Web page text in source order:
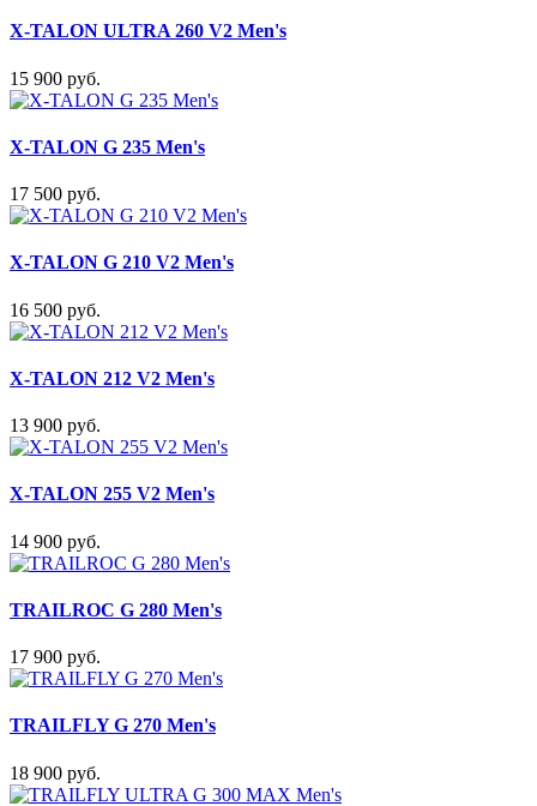
X-TALON ULTRA 260 V2 Men's
15 900 руб.
X-TALON G 235 Men's
17 500 руб.
X-TALON G 210 V2 Men's
16 500 руб.
X-TALON 212 V2 Men's
13 900 руб.
X-TALON 255 V2 Men's
14 900 руб.
TRAILROC G 280 Men's
17 900 руб.
TRAILFLY G 270 Men's
18 900 руб.